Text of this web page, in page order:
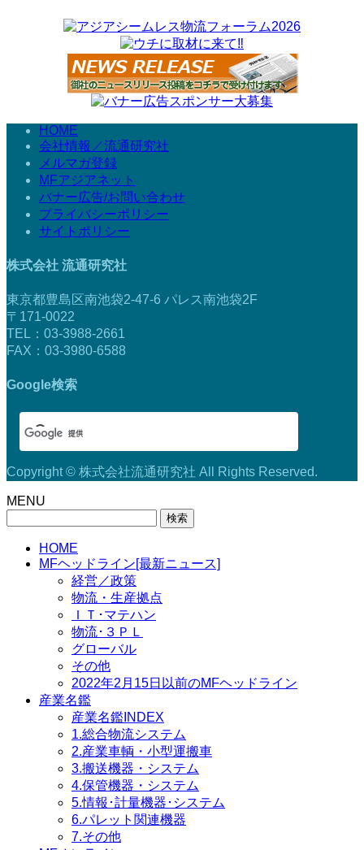
HOME
会社情報／流通研究社
メルマガ登録
MFアジアネット
バナー広告/お問い合わせ
プライバシーポリシー
サイトポリシー
株式会社 流通研究社
東京都豊島区南池袋2-47-6 パレス南池袋2F
〒171-0022
TEL：03-3988-2661
FAX：03-3980-6588
Google検索
Copyright © 株式会社流通研究社 All Rights Reserved.
MENU
HOME
MFヘッドライン[最新ニュース]
経営／政策
物流・生産拠点
ＩＴ･マテハン
物流･３ＰＬ
グローバル
その他
2022年2月15日以前のMFヘッドライン
産業名鑑
産業名鑑INDEX
1.総合物流システム
2.産業車輌・小型運搬車
3.搬送機器・システム
4.保管機器・システム
5.情報･計量機器･システム
6.パレット関連機器
7.その他